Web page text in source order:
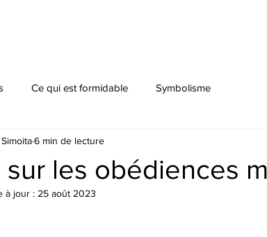
Ce qui est formidable Symbolisme
etc. La vie en loge
sur les obédiences
6 min de lecture
à jour : 25 août 2023